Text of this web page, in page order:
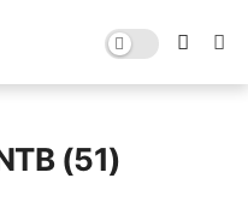
(51)